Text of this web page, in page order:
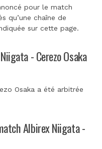
pour le match
qu’une chaîne de
sur cette page.
- Cerezo Osaka
Osaka a été arbitrée
Albirex Niigata -